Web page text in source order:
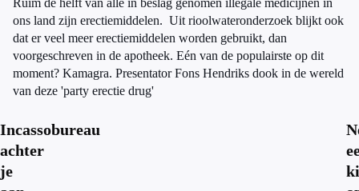
Ruim de helft van alle in beslag genomen illegale medicijnen in
ons land zijn erectiemiddelen. Uit rioolwateronderzoek blijkt ook
dat er veel meer erectiemiddelen worden gebruikt, dan
voorgeschreven in de apotheek. Eén van de populairste op dit
moment? Kamagra. Presentator Fons Hendriks dook in de wereld
van deze 'party erectie drug'
Incassobureau
achter
je